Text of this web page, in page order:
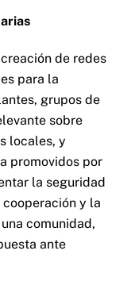
de redes
para la
grupos de
sobre
locales, y
promovidos por
la seguridad
y la
comunidad,
ante